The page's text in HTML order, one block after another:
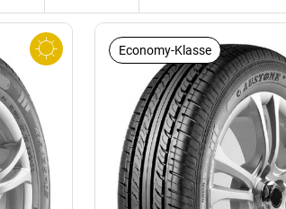
Economy-Klasse